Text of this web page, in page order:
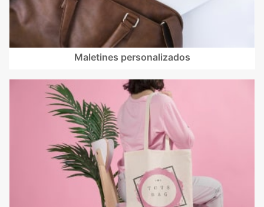
Maletines personalizados